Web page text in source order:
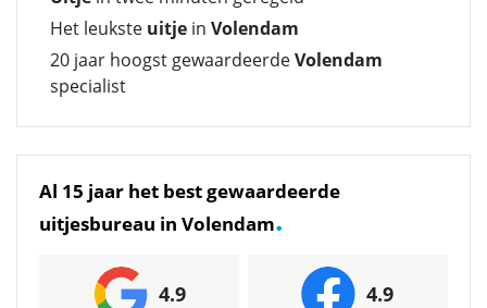
Het leukste uitje in Volendam
20 jaar hoogst gewaardeerdeVolendam
specialist
Al 15 jaar het best gewaardeerde
uitjesbureau in Volendam.
4.9 4.9